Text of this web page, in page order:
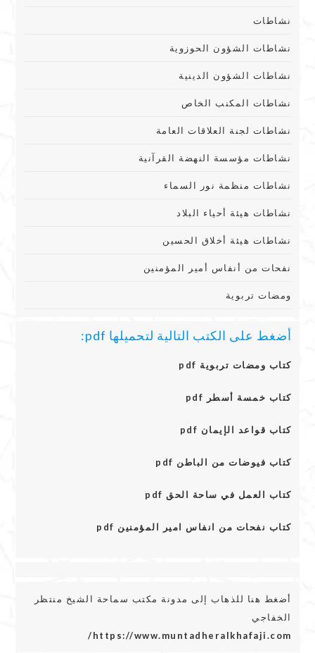
نشاطات
نشاطات الشؤون الحوزوية
نشاطات الشؤون الدينية
نشاطات المكنب الخاص
نشاطات لجنة العلاقات العامة
نشاطات مؤسسة النهضة القرآنية
نشاطات منظمة نور السماء
نشاطات هيئة أحياء البلاد
نشاطات هيئة أخلاق الحسين
نفحات من أنفاس أمير المؤمنين
ومضات تربوية
أضغط على الكتب التالية لتحميلها pdf:
كتاب ومضات تربوية pdf
كتاب خمسة أسطر pdf
كتاب قواعد الإيمان pdf
كتاب فيوضات من الباطن pdf
كتاب العمل في ساحة الحق pdf
كتاب نفحات من انفاس امير المؤمنين pdf
أضغط هنا للذهاب إلى مدونة مكتب سماحة الشيخ منتظر
الخفاجي
https://www.muntadheralkhafaji.com/